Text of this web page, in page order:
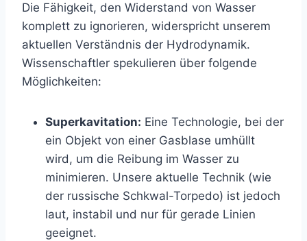
Die Fähigkeit, den Widerstand von Wasser
komplett zu ignorieren, widerspricht unserem
aktuellen Verständnis der Hydrodynamik.
Wissenschaftler spekulieren über folgende
Möglichkeiten:
Superkavitation: Eine Technologie, bei der
ein Objekt von einer Gasblase umhüllt
wird, um die Reibung im Wasser zu
minimieren. Unsere aktuelle Technik (wie
der russische Schkwal-Torpedo) ist jedoch
laut, instabil und nur für gerade Linien
geeignet.